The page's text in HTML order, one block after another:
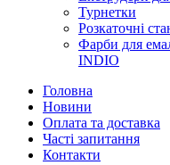
Турнетки
Розкаточні
Фарби для
INDIO
Головна
Новини
Оплата та доставка
Часті запитання
Контакти